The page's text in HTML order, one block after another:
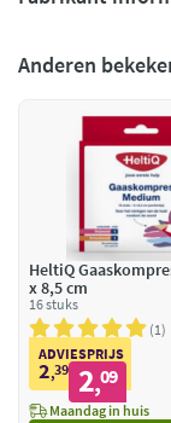
Anderen
HeltiQ
x 8,5 cm
16 stuks
1
ADVIESPRIJS
2,39 2,09
Maandag in huis